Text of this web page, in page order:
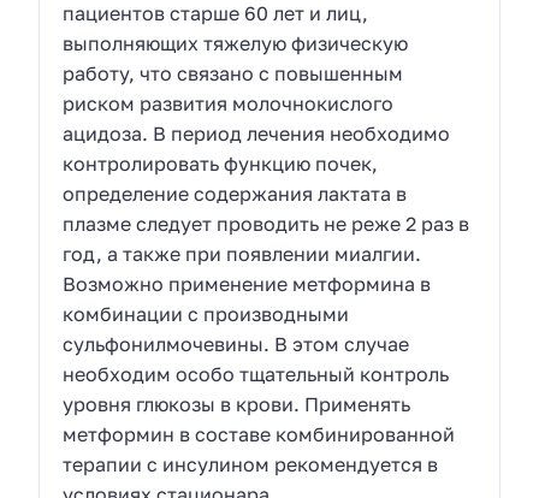
пациентов старше 60 лет и лиц,
выполняющих тяжелую физическую
работу, что связано с повышенным
риском развития молочнокислого
ацидоза. В период лечения необходимо
контролировать функцию почек,
определение содержания лактата в
плазме следует проводить не реже 2 раз в
год, а также при появлении миалгии.
Возможно применение метформина в
комбинации с производными
сульфонилмочевины. В этом случае
необходим особо тщательный контроль
уровня глюкозы в крови. Применять
метформин в составе комбинированной
терапии с инсулином рекомендуется в